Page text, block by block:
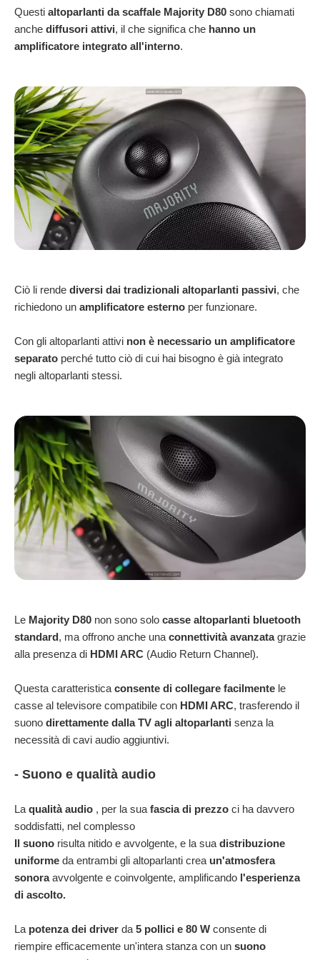
Questi altoparlanti da scaffale Majority D80 sono chiamati
anche diffusori attivi, il che significa che hanno un
amplificatore integrato all'interno.
Ciò li rende diversi dai tradizionali altoparlanti passivi, che
richiedono un amplificatore esterno per funzionare.
Con gli altoparlanti attivi non è necessario un amplificatore
separato perché tutto ciò di cui hai bisogno è già integrato
negli altoparlanti stessi.
Le Majority D80 non sono solo casse altoparlanti bluetooth
standard, ma offrono anche una connettività avanzatagrazie
alla presenza di HDMI ARC (Audio Return Channel).
Questa caratteristica consente di collegare facilmente le
casse al televisore compatibile con HDMI ARC, trasferendo il
suono direttamente dalla TV agli altoparlanti senza la
necessità di cavi audio aggiuntivi.
- Suono e qualità audio
La qualità audio , per la sua fascia di prezzo ci ha davvero
soddisfatti, nel complesso
Il suono risulta nitido e avvolgente, e la sua distribuzione
uniforme da entrambi gli altoparlanti crea un'atmosfera
sonoraavvolgente e coinvolgente, amplificando l'esperienza
di ascolto.
La potenza dei driver da 5 pollici e 80 W consente di
riempire efficacemente un'intera stanza con un suono